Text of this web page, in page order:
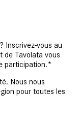
Inscrivez-vous au
de Tavolata vous
participation.*
Nous nous
pour toutes les